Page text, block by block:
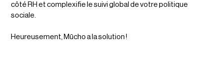
côté RH et complexifie le suivi global de votre politique
sociale.
Heureusement, Mūcho a la solution !